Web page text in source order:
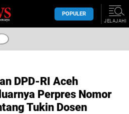
POPULER
JELAJAHI
DPD-RI Aceh
Perpres Nomor
Tukin Dosen